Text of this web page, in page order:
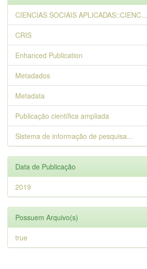
CIENCIAS SOCIAIS APLICADAS::CIENC...
CRIS
Enhanced Publication
Metadados
Metadata
Publicação científica ampliada
Sistema de informação de pesquisa...
Data de Publicação
2019
Possuem Arquivo(s)
true